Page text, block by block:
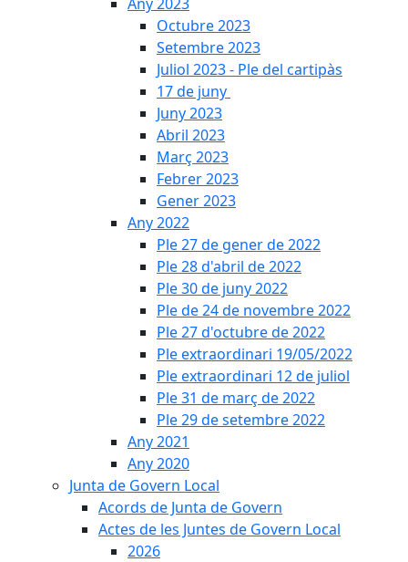
Octubre 2023
Setembre 2023
Juliol 2023 - Ple del cartipàs
17 de juny
Juny 2023
Abril 2023
Març 2023
Febrer 2023
Gener 2023
Any 2022
Ple 27 de gener de 2022
Ple 28 d'abril de 2022
Ple 30 de juny 2022
Ple de 24 de novembre 2022
Ple 27 d'octubre de 2022
Ple extraordinari 19/05/2022
Ple extraordinari 12 de juliol
Ple 31 de març de 2022
Ple 29 de setembre 2022
Any 2021
Any 2020
Junta de Govern Local
Acords de Junta de Govern
Actes de les Juntes de Govern Local
2026